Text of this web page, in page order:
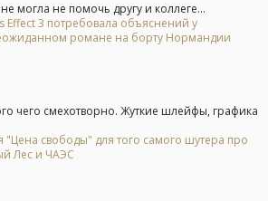
могла не помочь другу и коллеге...
Effect 3 потребовала объяснений у
романе на борту Нормандии
чего смехотворно. Жуткие шлейфы, графика
свободы" для того самого шутера про
Лес и ЧАЭС